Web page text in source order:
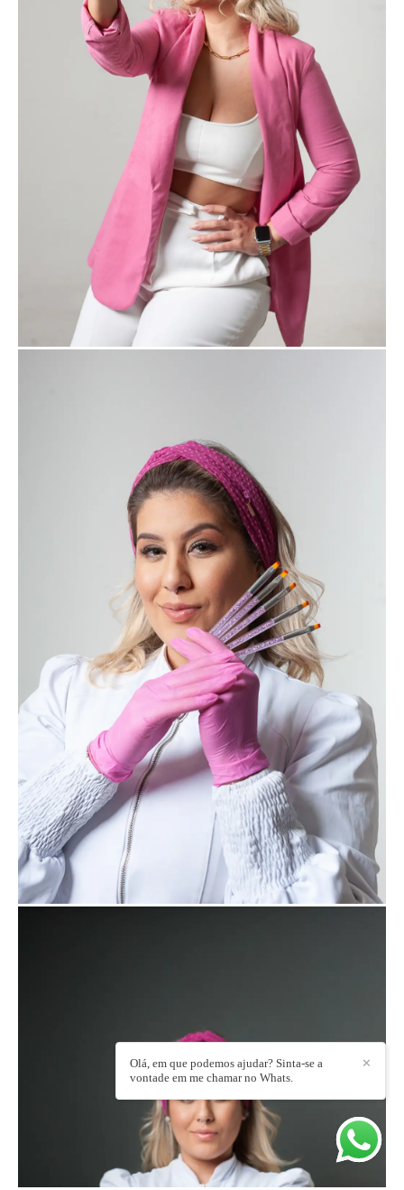
✕
Olá, em que podemos ajudar? Sinta-se a
vontade em me chamar no Whats.